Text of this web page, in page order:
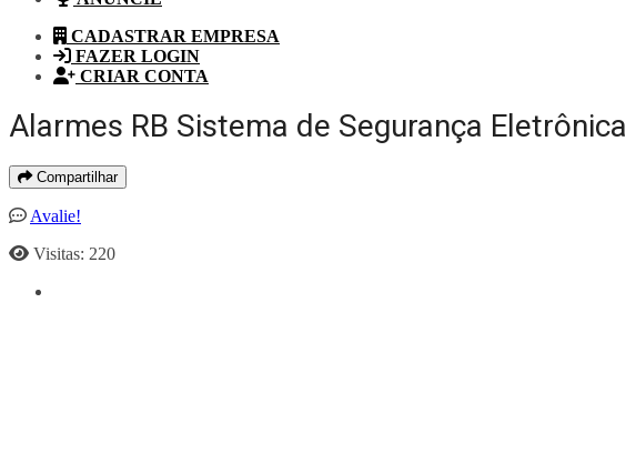
CADASTRAR EMPRESA
FAZER LOGIN
CRIAR CONTA
Alarmes RB Sistema de Segurança Eletrônica
Compartilhar
Avalie!
Visitas: 220